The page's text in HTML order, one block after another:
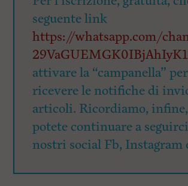
seguente link
https://whatsapp.com/
attivare la “campanella” per
ricevere le notifiche di
articoli. Ricordiamo,
potete continuare a
nostri social Fb, Instagram